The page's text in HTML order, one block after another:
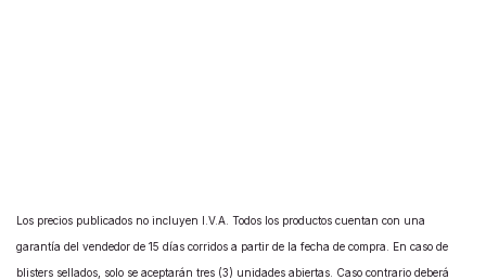
Los precios publicados no incluyen I.V.A. Todos los productos cuentan con una
garantía del vendedor de 15 días corridos a partir de la fecha de compra. En caso de
blisters sellados, solo se aceptarán tres (3) unidades abiertas. Caso contrario deberá